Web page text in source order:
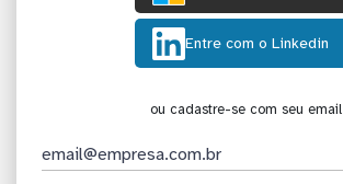
Entre com o Linkedin
ou cadastre-se com seu email